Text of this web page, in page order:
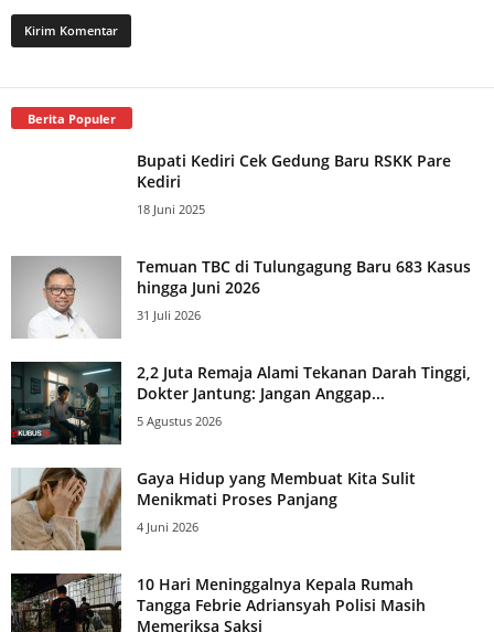
Berita Populer
Bupati Kediri Cek Gedung Baru RSKK Pare
Kediri
18 Juni 2025
Temuan TBC di Tulungagung Baru 683 Kasus
hingga Juni 2026
31 Juli 2026
2,2 Juta Remaja Alami Tekanan Darah Tinggi,
Dokter Jantung: Jangan Anggap...
5 Agustus 2026
Gaya Hidup yang Membuat Kita Sulit
Menikmati Proses Panjang
4 Juni 2026
10 Hari Meninggalnya Kepala Rumah
Tangga Febrie Adriansyah Polisi Masih
Memeriksa Saksi